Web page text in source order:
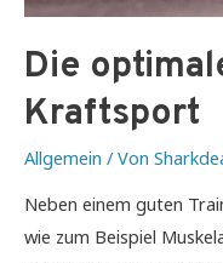
Die
Kraftsport
Allgemein / Von
Neben einem guten
wie zum Beispiel